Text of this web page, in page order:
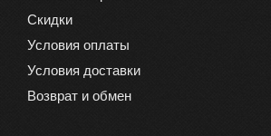
Скидки
Условия оплаты
Условия доставки
Возврат и обмен